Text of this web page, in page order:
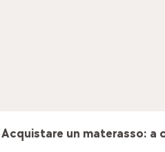
Acquistare un materasso: a